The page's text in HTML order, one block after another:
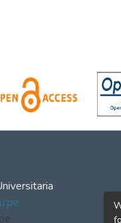
de la hipótesis